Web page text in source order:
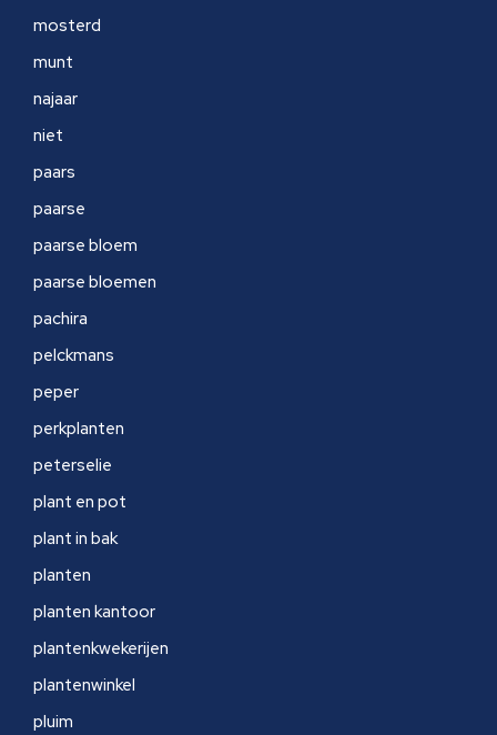
mosterd
munt
najaar
niet
paars
paarse
paarse bloem
paarse bloemen
pachira
pelckmans
peper
perkplanten
peterselie
plant en pot
plant in bak
planten
planten kantoor
plantenkwekerijen
plantenwinkel
pluim